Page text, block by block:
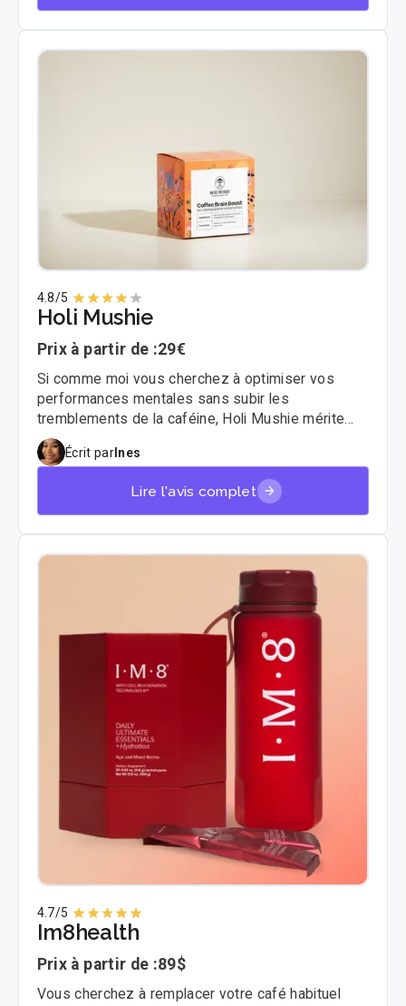
4.8/5
Holi Mushie
Prix à partir de :29€
Si comme moi vous cherchez à optimiser vos
performances mentales sans subir les
tremblements de la caféine, Holi Mushie mérite
votre attention. Cette marque française promet de
transformer votre rituel matinal grâce aux
champignons adaptogènes. J'ai testé leurs
capsules et leur matcha pour voir si la promesse
"Less Stress, More Focus" est tenue ou s'il s'agit
juste de marketing.
Écrit parInes
Lire l'avis complet
4.7/5
Im8health
Prix à partir de :89$
Vous cherchez à remplacer votre café habituel